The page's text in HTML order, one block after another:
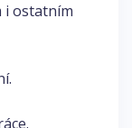
i ostatním